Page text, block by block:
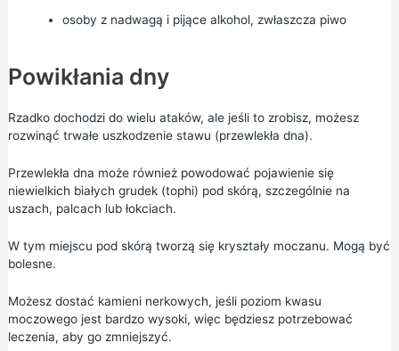
osoby z nadwagą i pijące alkohol, zwłaszcza piwo
Powikłania dny
Rzadko dochodzi do wielu ataków, ale jeśli to zrobisz, możesz
rozwinąć trwałe uszkodzenie stawu (przewlekła dna).
Przewlekła dna może również powodować pojawienie się
niewielkich białych grudek (tophi) pod skórą, szczególnie na
uszach, palcach lub łokciach.
W tym miejscu pod skórą tworzą się kryształy moczanu. Mogą być
bolesne.
Możesz dostać kamieni nerkowych, jeśli poziom kwasu
moczowego jest bardzo wysoki, więc będziesz potrzebować
leczenia, aby go zmniejszyć.